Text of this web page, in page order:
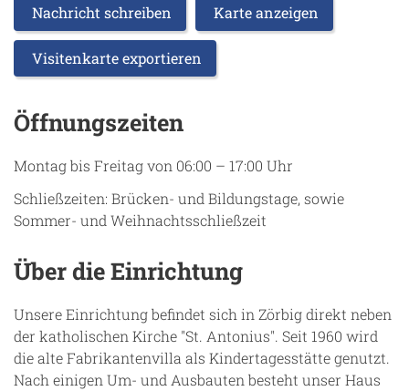
Nachricht schreiben Karte anzeigen
Visitenkarte exportieren
Öffnungszeiten
Montag bis Freitag von 06:00 – 17:00 Uhr
Schließzeiten: Brücken- und Bildungstage, sowie
Sommer- und Weihnachtsschließzeit
Über die Einrichtung
Unsere Einrichtung befindet sich in Zörbig direkt neben
der katholischen Kirche "St. Antonius". Seit 1960 wird
die alte Fabrikantenvilla als Kindertagesstätte genutzt.
Nach einigen Um- und Ausbauten besteht unser Haus